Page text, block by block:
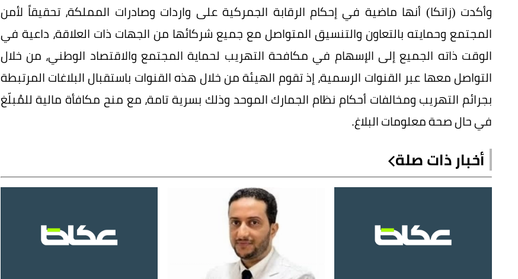
وأكدت (زاتكا) أنها ماضية في إحكام الرقابة الجمركية على واردات وصادرات المملكة، تحقيقاً لأمن
المجتمع وحمايته بالتعاون والتنسيق المتواصل مع جميع شركائها من الجهات ذات العلاقة، داعية في
الوقت ذاته الجميع إلى الإسهام في مكافحة التهريب لحماية المجتمع والاقتصاد الوطني، من خلال
التواصل معها عبر القنوات الرسمية، إذ تقوم الهيئة من خلال هذه القنوات باستقبال البلاغات المرتبطة
بجرائم التهريب ومخالفات أحكام نظام الجمارك الموحد وذلك بسرية تامة، مع منح مكافأة مالية للمُبلّغ
في حال صحة معلومات البلاغ.
أخبار ذات صلة